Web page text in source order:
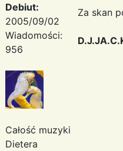
Debiut:
2005/09/02
Wiadomości:
956
Całość muzyki
Dietera
Za skan